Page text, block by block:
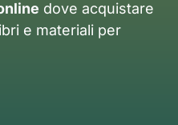
dove acquistare
e materiali per